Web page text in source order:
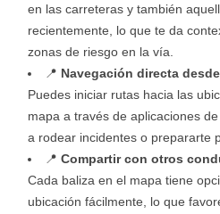
en las carreteras y también
recientemente, lo que te da
zonas de riesgo en la vía.
📍 Navegación directa
Puedes iniciar rutas hacia las
mapa a través de aplicaciones
a rodear incidentes o prepararte
📍 Compartir con otros
Cada baliza en el mapa tiene
ubicación fácilmente, lo que